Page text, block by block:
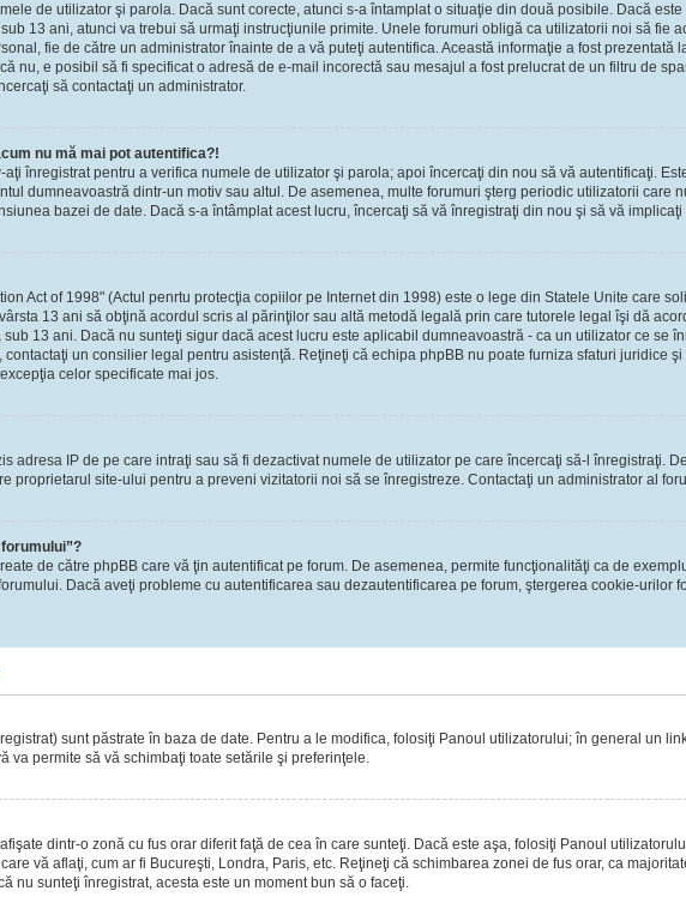
de utilizator şi parola. Dacă sunt corecte, atunci s-a întamplat o situaţie din două posibile. Dacă
13 ani, atunci va trebui să urmaţi instrucţiunile primite. Unele forumuri obligă ca utilizatorii noi să fie
fie de către un administrator înainte de a vă puteţi autentifica. Această informaţie a fost prezentată
nu, e posibil să fi specificat o adresă de e-mail incorectă sau mesajul a fost prelucrat de un filtru de
să contactaţi un administrator.
nu mă mai pot autentifica?!
înregistrat pentru a verifica numele de utilizator şi parola; apoi încercaţi din nou să vă autentificaţi.
dumneavoastră dintr-un motiv sau altul. De asemenea, multe forumuri şterg periodic utilizatorii care
bazei de date. Dacă s-a întâmplat acest lucru, încercaţi să vă înregistraţi din nou şi să vă
Act of 1998" (Actul penrtu protecţia copiilor pe Internet din 1998) este o lege din Statele Unite care
13 ani să obţină acordul scris al părinţilor sau altă metodă legală prin care tutorele legal îşi dă
13 ani. Dacă nu sunteţi sigur dacă acest lucru este aplicabil dumneavoastră - ca un utilizator ce se
un consilier legal pentru asistenţă. Reţineţi că echipa phpBB nu poate furniza sfaturi juridice
celor specificate mai jos.
adresa IP de pe care intraţi sau să fi dezactivat numele de utilizator pe care încercaţi să-l înregistraţi.
proprietarul site-ului pentru a preveni vizitatorii noi să se înregistreze. Contactaţi un administrator al
de către phpBB care vă ţin autentificat pe forum. De asemenea, permite funcţionalităţi ca de
Dacă aveţi probleme cu autentificarea sau dezautentificarea pe forum, ştergerea cookie-urilor
sunt păstrate în baza de date. Pentru a le modifica, folosiţi Panoul utilizatorului; în general un
va permite să vă schimbaţi toate setările şi preferinţele.
dintr-o zonă cu fus orar diferit faţă de cea în care sunteţi. Dacă este aşa, folosiţi Panoul
vă aflaţi, cum ar fi Bucureşti, Londra, Paris, etc. Reţineţi că schimbarea zonei de fus orar, ca
nu sunteţi înregistrat, acesta este un moment bun să o faceţi.